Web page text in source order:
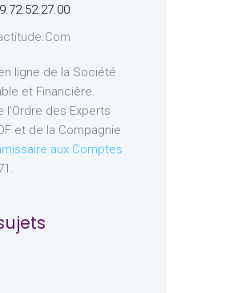
ligne de la Société
et Financière.
des Experts
et de la Compagnie
aux Comptes